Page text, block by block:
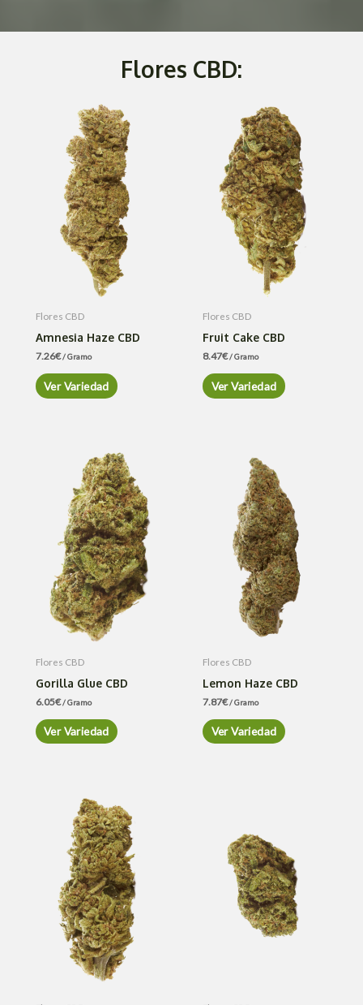
Flores CBD:
Flores CBD
Amnesia Haze CBD
7.26€/ Gramo
Ver Variedad
Flores CBD
Fruit Cake CBD
8.47€/ Gramo
Ver Variedad
Flores CBD
Gorilla Glue CBD
6.05€/ Gramo
Ver Variedad
Flores CBD
Lemon Haze CBD
7.87€/ Gramo
Ver Variedad